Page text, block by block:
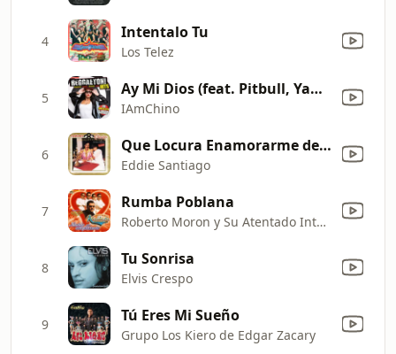
4 Intentalo Tu
Los Telez
5 Ay Mi Dios (feat. Pitbull, Yandel & Chacal)
IAmChino
6 Que Locura Enamorarme de Ti
Eddie Santiago
7 Rumba Poblana
Roberto Moron y Su Atentado Internacional
8 Tu Sonrisa
Elvis Crespo
9 Tú Eres Mi Sueño
Grupo Los Kiero de Edgar Zacary